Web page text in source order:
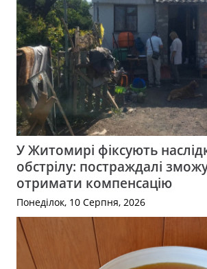
У Житомирі фіксують
обстрілу: постраждалі
отримати компенсацію
Понеділок, 10 Серпня, 2026